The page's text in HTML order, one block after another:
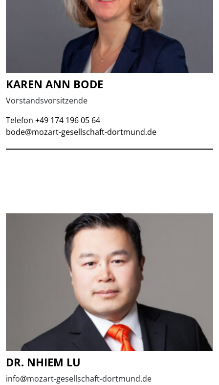
KAREN ANN BODE
Vorstandsvorsitzende
Telefon +49 174 196 05 64
bode@mozart-gesellschaft-dortmund.de
DR. NHIEM LU
info@mozart-gesellschaft-dortmund.de